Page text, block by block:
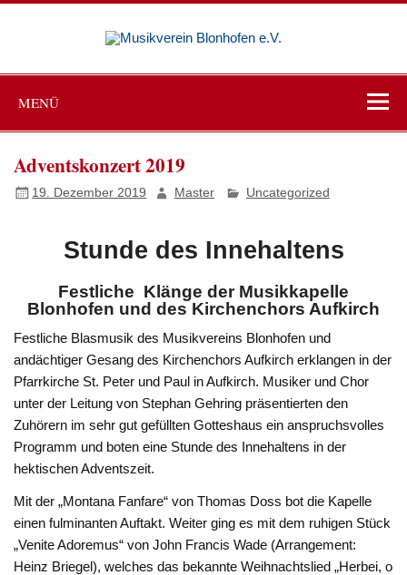
Zum
e.V.
MENÜ
Adventskonzert 2019
19. Dezember 2019 Master Uncategorized
Stunde des Innehaltens
Festliche Klänge der Musikkapelle
Blonhofen und des Kirchenchors Aufkirch
Festliche Blasmusik des Musikvereins Blonhofen und
andächtiger Gesang des Kirchenchors Aufkirch erklangen in der
Pfarrkirche St. Peter und Paul in Aufkirch. Musiker und Chor
unter der Leitung von Stephan Gehring präsentierten den
Zuhörern im sehr gut gefüllten Gotteshaus ein anspruchsvolles
Programm und boten eine Stunde des Innehaltens in der
hektischen Adventszeit.
Mit der „Montana Fanfare“ von Thomas Doss bot die Kapelle
einen fulminanten Auftakt. Weiter ging es mit dem ruhigen Stück
„Venite Adoremus“ von John Francis Wade (Arrangement:
Heinz Briegel), welches das bekannte Weihnachtslied „Herbei, o